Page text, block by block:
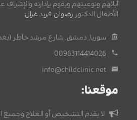
آبائهم وتوعيتهم ويقوم بإدارته
الأطفال الدكتور رضوان فريد غزال.
سوريا, دمشق, شارع مرشد خاطر
00963114414026
info@childclinic.net
موقعنا:
لا يقدم التشخيص أو العلاج وجميع